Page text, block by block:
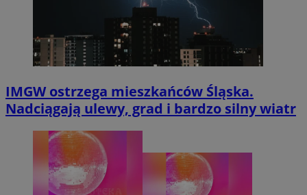
IMGW ostrzega mieszkańców Śląska.
Nadciągają ulewy, grad i bardzo silny wiatr